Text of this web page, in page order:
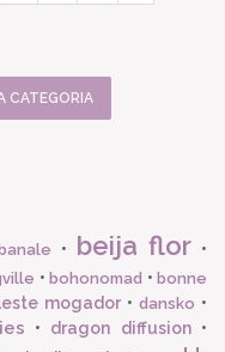
CATEGORIA
banale • beija flor •
•bohonomad •bonne
mogador •dansko •
• dragon diffusion•